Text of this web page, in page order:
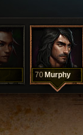
70 Murphy